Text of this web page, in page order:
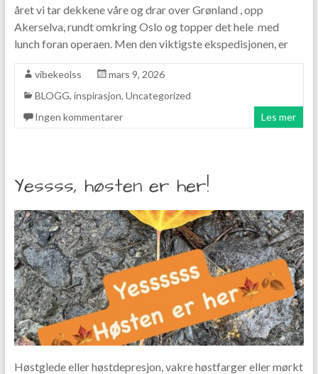
året vi tar dekkene våre og drar over Grønland , opp
Akerselva, rundt omkring Oslo og topper det hele med
lunch foran operaen. Men den viktigste ekspedisjonen, er
vibekeolss
mars 9, 2026
BLOGG, inspirasjon, Uncategorized
Ingen kommentarer
Les mer
Yessss, høsten er her!
Høstglede eller høstdepresjon, vakre høstfarger eller mørkt